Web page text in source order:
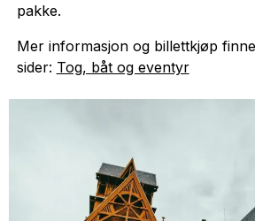
pakke.
Mer informasjon og billettkjøp
sider: Tog, båt og eventyr